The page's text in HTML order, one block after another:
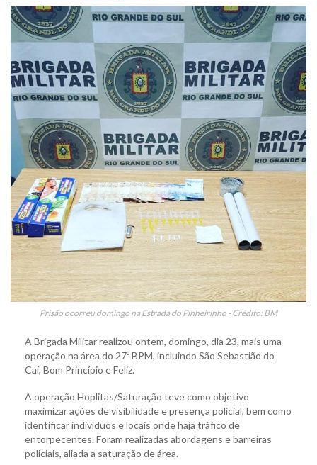
Prisão ocorreu domingo na Estrada do Pinheirinho - Crédito: BM
A Brigada Militar realizou ontem, domingo, dia 23, mais uma
operação na área do 27º BPM, incluindo São Sebastião do
Caí, Bom Princípio e Feliz.
A operação Hoplitas/Saturação teve como objetivo
maximizar ações de visibilidade e presença policial, bem como
identificar indivíduos e locais onde haja tráfico de
entorpecentes. Foram realizadas abordagens e barreiras
policiais, aliada a saturação de área.